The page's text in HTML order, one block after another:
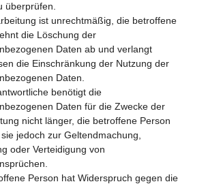
überprüfen.
ist unrechtmäßig, die betroffene
die Löschung der
Daten ab und verlangt
die Einschränkung der Nutzung der
Daten.
benötigt die
Daten für die Zwecke der
nicht länger, die betroffene Person
jedoch zur Geltendmachung,
oder Verteidigung von
Person hat Widerspruch gegen die